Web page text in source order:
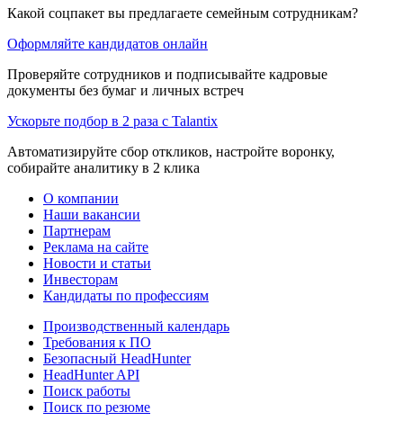
Какой соцпакет вы предлагаете семейным сотрудникам?
Оформляйте кандидатов онлайн
Проверяйте сотрудников и подписывайте кадровые
документы без бумаг и личных встреч
Ускорьте подбор в 2 раза с Talantix
Автоматизируйте сбор откликов, настройте воронку,
собирайте аналитику в 2 клика
О компании
Наши вакансии
Партнерам
Реклама на сайте
Новости и статьи
Инвесторам
Кандидаты по профессиям
Производственный календарь
Требования к ПО
Безопасный HeadHunter
HeadHunter API
Поиск работы
Поиск по резюме